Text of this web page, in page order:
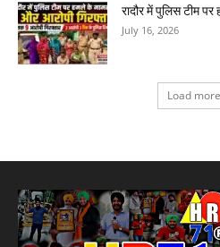
रादौर में पुलिस टीम
July 16, 2026
Load more